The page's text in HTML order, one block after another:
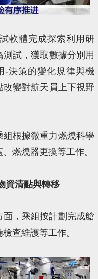
軟體完成探索利用研
試，獲取數據分別用
-決策的變化規律與機
變對航天員上下視野
根據微重力燃燒科學
燃燒器更換等工作。
資清點與轉移
，乘組按計劃完成艙
查維護等工作。